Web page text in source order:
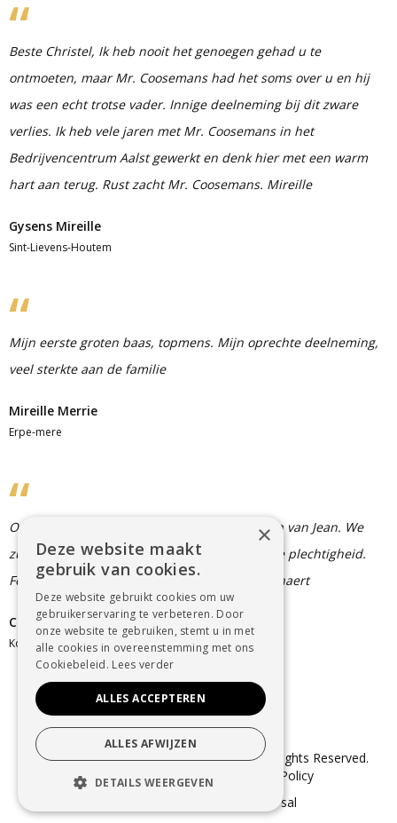
Beste Christel, Ik heb nooit het genoegen gehad u te
ontmoeten, maar Mr. Coosemans had het soms over u en hij
was een echt trotse vader. Innige deelneming bij dit zware
verlies. Ik heb vele jaren met Mr. Coosemans in het
Bedrijvencentrum Aalst gewerkt en denk hier met een warm
hart aan terug. Rust zacht Mr. Coosemans. Mireille
Gysens Mireille
Sint-Lievens-Houtem
Mijn eerste groten baas, topmens. Mijn oprechte deelneming,
veel sterkte aan de familie
Mireille Merrie
Erpe-mere
Onze oprechte deelneming met het overlijden van Jean. We
zullen helaas niet aanwezig kunnen zijn op de plechtigheid.
Fernande Janssens, Chantal Pieters,Chris Bernaert
Chantal Pieters
Koekelare
© Copyright 2025 Uitvaartzorg Dender. All Rights Reserved.
Sitemap– Cookie Policy
Privacy Policy
door conversal
×
Deze website maakt
gebruik van cookies.
Deze website gebruikt cookies om uw
gebruikerservaring te verbeteren. Door
onze website te gebruiken, stemt u in met
alle cookies in overeenstemming met ons
Cookiebeleid. Lees verder
ALLES ACCEPTEREN
ALLES AFWIJZEN
DETAILS WEERGEVEN
STRIKT NOODZAKELIJK